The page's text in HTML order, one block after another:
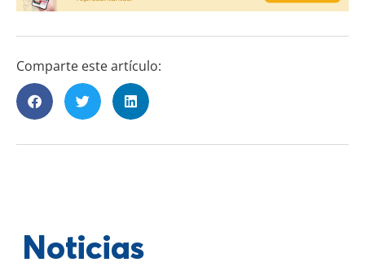
Comparte este artículo:
Noticias